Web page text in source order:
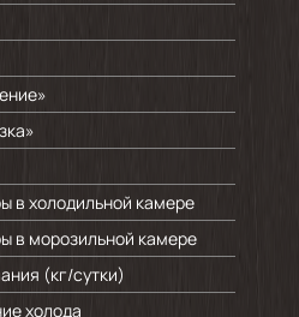
в холодильной камере
в морозильной камере
(кг/cутки)
холода